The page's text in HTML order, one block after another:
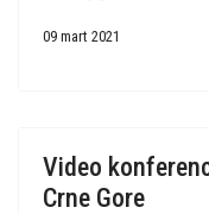
09 mart 2021
Video
Crne Gore